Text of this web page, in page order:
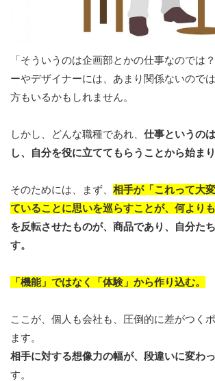
「そういうのは企画部とかの仕事なのでは
ーやデザイナーには、あまり関係ないので
方もいるかもしれません。
しかし、どんな職種であれ、 仕事というの
し、自分を役に立ててもらうことから始まり
そのためには、まず、 相手が「これって大
ていることに思いを巡らすことが、何より
を反転させたものが、商品であり、自分た
す。
「機能」ではなく「体験」から作り込む。
ここが、個人も会社も、圧倒的に差がつく
ます。
相手に対する想像力の幅が、段違いに変わ
す。